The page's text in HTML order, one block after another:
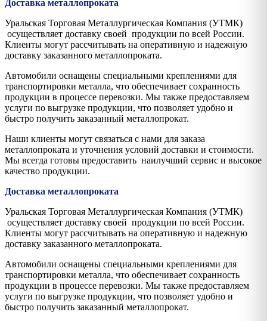
Доставка металлопроката
Уральская Торговая Металлургическая Компания (УТМК)
осуществляет доставку своей продукции по всей России.
Клиенты могут рассчитывать на оперативную и надежную
доставку заказанного металлопроката.
Автомобили оснащены специальными креплениями для
транспортировки металла, что обеспечивает сохранность
продукции в процессе перевозки. Мы также предоставляем
услуги по выгрузке продукции, что позволяет удобно и
быстро получить заказанный металлопрокат.
Наши клиенты могут связаться с нами для заказа
металлопроката и уточнения условий доставки и стоимости.
Мы всегда готовы предоставить наилучший сервис и высокое
качество продукции.
Доставка металлопроката
Уральская Торговая Металлургическая Компания (УТМК)
осуществляет доставку своей продукции по всей России.
Клиенты могут рассчитывать на оперативную и надежную
доставку заказанного металлопроката.
Автомобили оснащены специальными креплениями для
транспортировки металла, что обеспечивает сохранность
продукции в процессе перевозки. Мы также предоставляем
услуги по выгрузке продукции, что позволяет удобно и
быстро получить заказанный металлопрокат.